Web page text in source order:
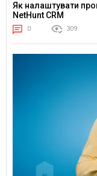
Як налаштувати
NetHunt CRM
0 309